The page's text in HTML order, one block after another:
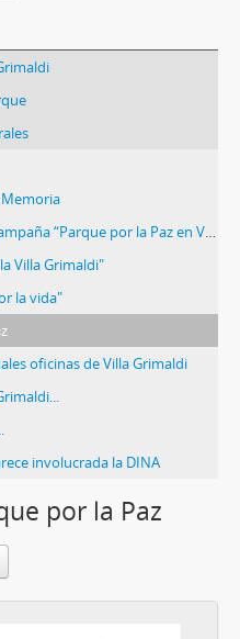
Memoria
“Parque por la Paz en Villa Grimaldi”
Villa Grimaldi"
la vida"
oficinas de Villa Grimaldi
involucrada la DINA
por la Paz